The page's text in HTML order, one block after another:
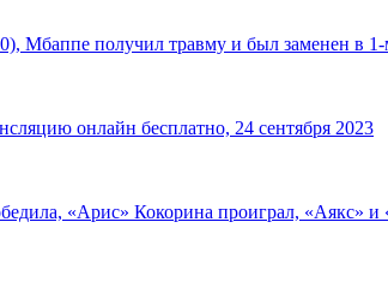
Мбаппе получил травму и был заменен в
онлайн бесплатно, 24 сентября 2023
«Арис» Кокорина проиграл, «Аякс» и